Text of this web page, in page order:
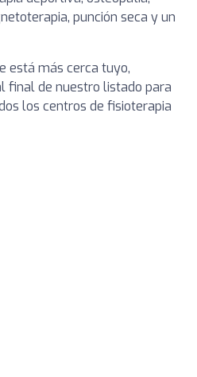
punción seca y un
está más cerca tuyo,
final de nuestro listado para
los centros de fisioterapia